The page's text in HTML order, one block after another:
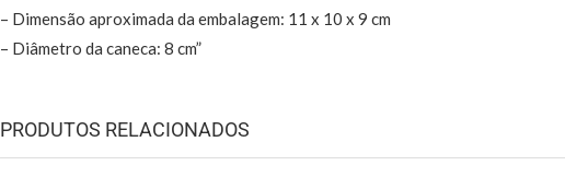
– Dimensão aproximada da embalagem: 11 x 10 x 9 cm
– Diâmetro da caneca: 8 cm”
PRODUTOS RELACIONADOS